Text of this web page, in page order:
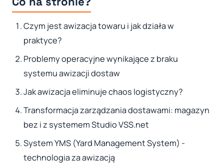
Czym jest awizacja towaru i jak działa w
praktyce?
Problemy operacyjne wynikające z braku
systemu awizacji dostaw
Jak awizacja eliminuje chaos logistyczny?
Transformacja zarządzania dostawami: magazyn
bez i z systemem Studio VSS.net
System YMS (Yard Management System) -
technologia za awizacją